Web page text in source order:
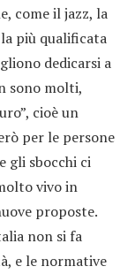
come il jazz, la
più qualificata
dedicarsi a
sono molti,
cioè un
per le persone
gli sbocchi ci
vivo in
proposte.
non si fa
e le normative